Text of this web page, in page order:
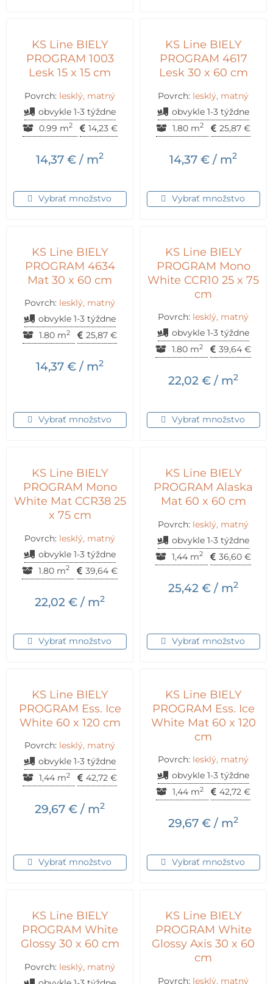
KS Line BIELY
PROGRAM 1003
Lesk 15 x 15 cm
Povrch: lesklý, matný
obvykle 1-3 týždne
0.99 m2 14,23 €
14,37 € / m2
Vybrať množstvo
KS Line BIELY
PROGRAM 4617
Lesk 30 x 60 cm
Povrch: lesklý, matný
obvykle 1-3 týždne
1.80 m2 25,87 €
14,37 € / m2
Vybrať množstvo
KS Line BIELY
PROGRAM 4634
Mat 30 x 60 cm
Povrch: lesklý, matný
obvykle 1-3 týždne
1.80 m2 25,87 €
14,37 € / m2
Vybrať množstvo
KS Line BIELY
PROGRAM Mono
White CCR10 25 x 75
cm
Povrch: lesklý, matný
obvykle 1-3 týždne
1.80 m2 39,64 €
22,02 € / m2
Vybrať množstvo
KS Line BIELY
PROGRAM Mono
White Mat CCR38 25
x 75 cm
Povrch: lesklý, matný
obvykle 1-3 týždne
1.80 m2 39,64 €
22,02 € / m2
Vybrať množstvo
KS Line BIELY
PROGRAM Alaska
Mat 60 x 60 cm
Povrch: lesklý, matný
obvykle 1-3 týždne
1,44 m2 36,60 €
25,42 € / m2
Vybrať množstvo
KS Line BIELY
PROGRAM Ess. Ice
White 60 x 120 cm
Povrch: lesklý, matný
obvykle 1-3 týždne
1,44 m2 42,72 €
29,67 € / m2
Vybrať množstvo
KS Line BIELY
PROGRAM Ess. Ice
White Mat 60 x 120
cm
Povrch: lesklý, matný
obvykle 1-3 týždne
1,44 m2 42,72 €
29,67 € / m2
Vybrať množstvo
KS Line BIELY
PROGRAM White
Glossy 30 x 60 cm
Povrch: lesklý, matný
KS Line BIELY
PROGRAM White
Glossy Axis 30 x 60
cm
Povrch: lesklý, matný